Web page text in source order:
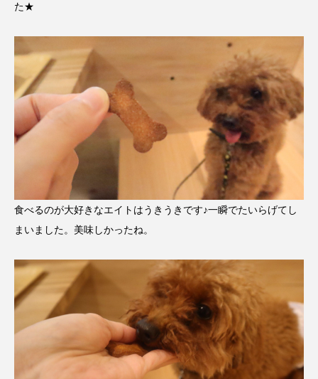
た★
食べるのが大好きなエイトはうきうきです♪一瞬でたいらげてし
まいました。美味しかったね。